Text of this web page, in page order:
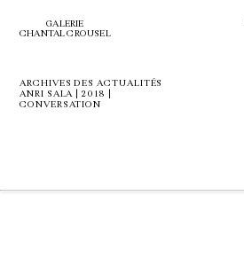
GALERIE
CHANTAL CROUSEL
ARCHIVES DES ACTUALITÉS
ANRI SALA | 2018 |
CONVERSATION